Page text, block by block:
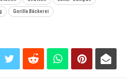
Gorilla Bäckerei